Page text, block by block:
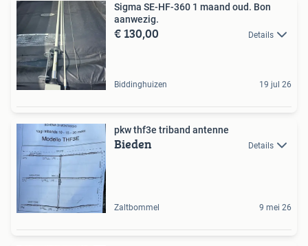
Sigma SE-HF-360 1 maand oud. Bon
aanwezig.
€ 130,00 Details
Biddinghuizen 19 jul 26
pkw thf3e triband antenne
Bieden Details
Zaltbommel 9 mei 26